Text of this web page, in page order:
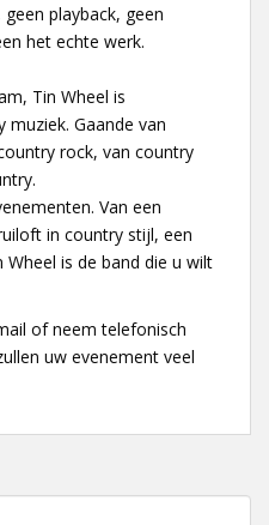
playback, geen
het echte werk.
Tin Wheel is
muziek. Gaande van
rock, van country
Van een
in country stijl, een
is de band die u wilt
of neem telefonisch
uw evenement veel